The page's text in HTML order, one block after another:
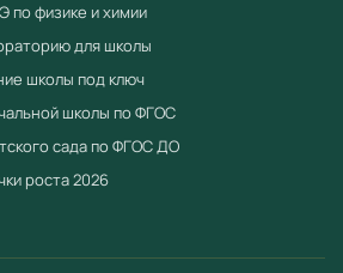
по физике и химии
для школы
школы под ключ
школы по ФГОС
сада по ФГОС ДО
роста 2026